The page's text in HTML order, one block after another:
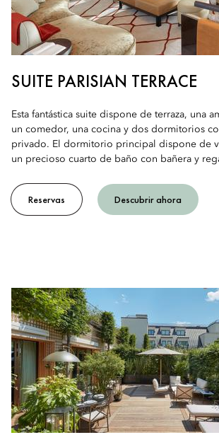
SUITE PARISIAN TERRACE
Esta fantástica suite dispone de terraza, una
un comedor, una cocina y dos dormitorios
privado. El dormitorio principal dispone de
un precioso cuarto de baño con bañera y
Reservas Descubrir ahora